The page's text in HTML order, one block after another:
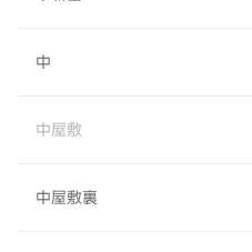
中
中屋敷
中屋敷裏